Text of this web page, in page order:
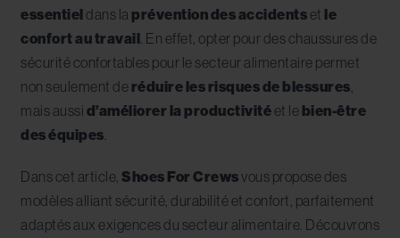
essentieldans la prévention des accidentset le
confort au travail . En effet, opter pour des chaussures de
sécurité confortables pour le secteur alimentaire permet
non seulement de réduire les risques de blessures
mais aussi d’améliorer la productivitéet le bien-être
des équipes
Dans cet article, Shoes For Crewsvous propose des
modèles alliant sécurité, durabilité et confort, parfaitement
adaptés aux exigences du secteur alimentaire. Découvrons